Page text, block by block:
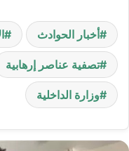
أخبار الحوادث
تصفية عناصر إرهابية
وزارة الداخلية